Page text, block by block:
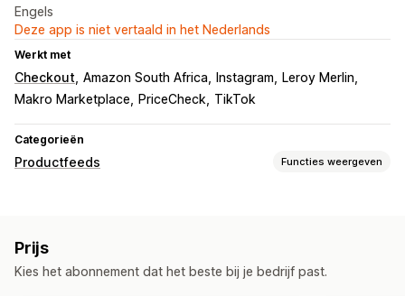
Engels
Deze app is niet vertaald in het Nederlands
Werkt met
Checkout Amazon South Africa Instagram
Leroy Merlin
Makro Marketplace
PriceCheck TikTok
Categorieën
Productfeeds Functies weergeven
AI-toewijzing
Aangepaste regels
Lokale voorraad
Gelokaliseerde feeds
Prijs
Kies het abonnement dat het beste bij je bedrijf past.